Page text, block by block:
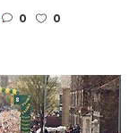
0 0